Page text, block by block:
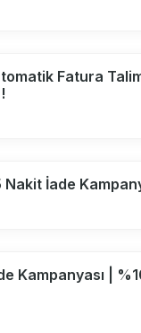
Fatura
İade
Kampanyası |